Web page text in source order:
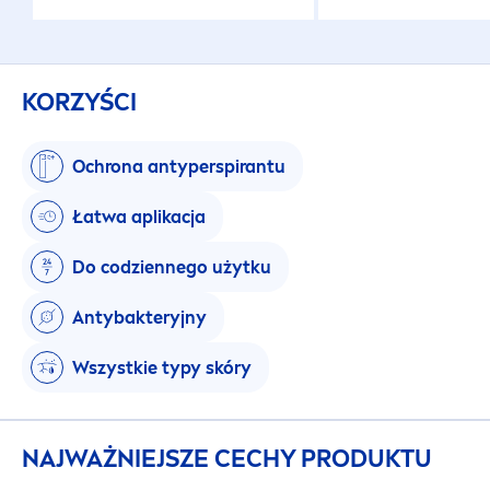
KORZYŚCI
Ochrona antyperspirantu
Łatwa aplikacja
Do codziennego użytku
Antybakteryjny
Wszystkie typy skóry
NAJWAŻNIEJSZE CECHY PRODUKTU